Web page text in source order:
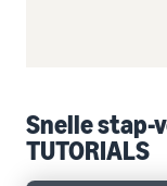
Snelle stap-
TUTORIALS